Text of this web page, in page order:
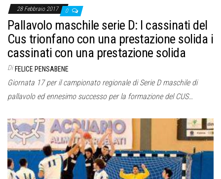
28 Febbraio 2017 0
Pallavolo maschile serie D: I cassinati del
Cus trionfano con una prestazione solida i
cassinati con una prestazione solida
Di FELICE PENSABENE
Giornata 17 per il campionato regionale di Serie D maschile di
pallavolo ed ennesimo successo per la formazione del CUS…